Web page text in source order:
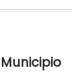
Municipio